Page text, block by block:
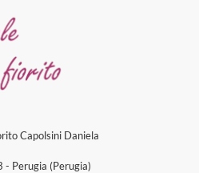
Capolsini Daniela
- Perugia (Perugia)